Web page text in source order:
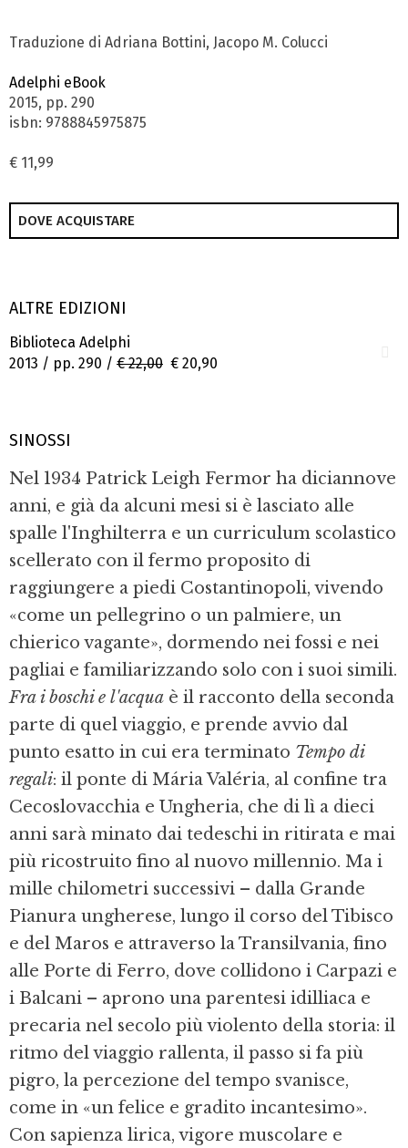
Traduzione di Adriana Bottini, Jacopo M. Colucci
Adelphi eBook
2015, pp. 290
isbn: 9788845975875
€ 11,99
DOVE ACQUISTARE
ALTRE EDIZIONI
Biblioteca Adelphi
2013 / pp. 290 / € 22,00 € 20,90
SINOSSI
Nel 1934 Patrick Leigh Fermor ha diciannove
anni, e già da alcuni mesi si è lasciato alle
spalle l'Inghilterra e un curriculum scolastico
scellerato con il fermo proposito di
raggiungere a piedi Costantinopoli, vivendo
«come un pellegrino o un palmiere, un
chierico vagante», dormendo nei fossi e nei
pagliai e familiarizzando solo con i suoi simili.
Fra i boschi e l'acqua è il racconto della seconda
parte di quel viaggio, e prende avvio dal
punto esatto in cui era terminato Tempo di
regali: il ponte di Mária Valéria, al confine tra
Cecoslovacchia e Ungheria, che di lì a dieci
anni sarà minato dai tedeschi in ritirata e mai
più ricostruito fino al nuovo millennio. Ma i
mille chilometri successivi – dalla Grande
Pianura ungherese, lungo il corso del Tibisco
e del Maros e attraverso la Transilvania, fino
alle Porte di Ferro, dove collidono i Carpazi e
i Balcani – aprono una parentesi idilliaca e
precaria nel secolo più violento della storia: il
ritmo del viaggio rallenta, il passo si fa più
pigro, la percezione del tempo svanisce,
come in «un felice e gradito incantesimo».
Con sapienza lirica, vigore muscolare e